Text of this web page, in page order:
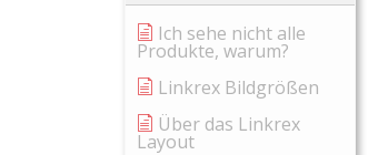
Ich sehe nicht alle
Produkte, warum?
Linkrex Bildgrößen
Über das Linkrex
Layout